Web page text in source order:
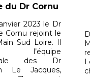
du Dr Cornu
2023 le Dr
Cornu rejoint le
Sud Loire. Il
l’équipe
des Dr
Le Jacques,